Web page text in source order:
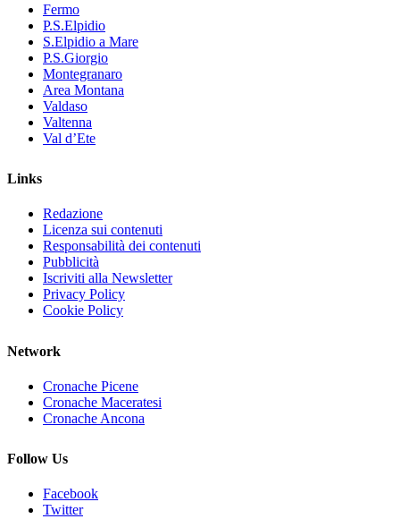
Fermo
P.S.Elpidio
S.Elpidio a Mare
P.S.Giorgio
Montegranaro
Area Montana
Valdaso
Valtenna
Val d’Ete
Links
Redazione
Licenza sui contenuti
Responsabilità dei contenuti
Pubblicità
Iscriviti alla Newsletter
Privacy Policy
Cookie Policy
Network
Cronache Picene
Cronache Maceratesi
Cronache Ancona
Follow Us
Facebook
Twitter